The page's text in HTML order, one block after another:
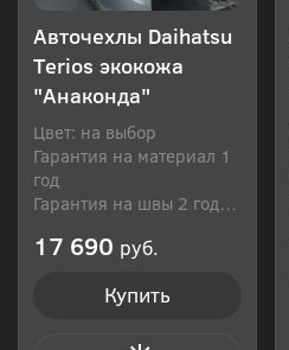
Авточехлы Daihatsu
Terios экокожа
"Анаконда"
Цвет: на выбор
Гарантия на материал 1
год
Гарантия на швы 2 года
17 690 руб.
Купить